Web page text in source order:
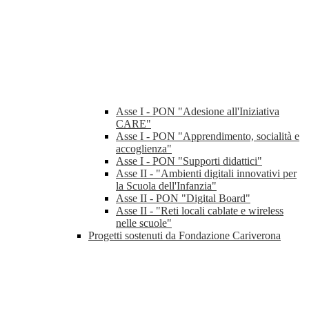
Asse I - PON "Adesione all'Iniziativa
CARE"
Asse I - PON "Apprendimento, socialità e
accoglienza"
Asse I - PON "Supporti didattici"
Asse II - "Ambienti digitali innovativi per
la Scuola dell'Infanzia"
Asse II - PON "Digital Board"
Asse II - "Reti locali cablate e wireless
nelle scuole"
Progetti sostenuti da Fondazione Cariverona